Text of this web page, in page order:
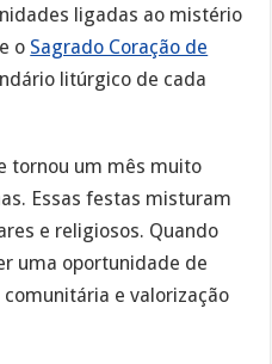
ligadas ao mistério
e o Sagrado Coração de
litúrgico de cada
tornou um mês muito
Essas festas misturam
e religiosos. Quando
uma oportunidade de
e valorização